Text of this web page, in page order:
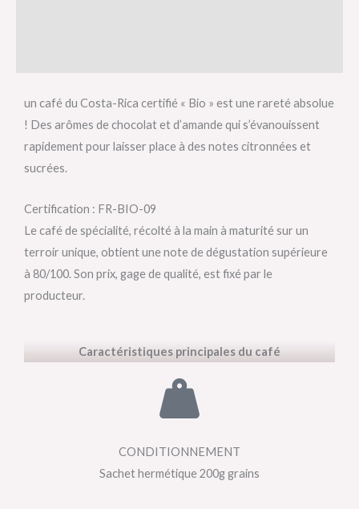
un café du Costa-Rica certifié « Bio » est une rareté absolue
! Des arômes de chocolat et d’amande qui s’évanouissent
rapidement pour laisser place à des notes citronnées et
sucrées.
Certification : FR-BIO-09
Le café de spécialité, récolté à la main à maturité sur un
terroir unique, obtient une note de dégustation supérieure
à 80/100. Son prix, gage de qualité, est fixé par le
producteur.
Caractéristiques principales du café
CONDITIONNEMENT
Sachet hermétique 200g grains